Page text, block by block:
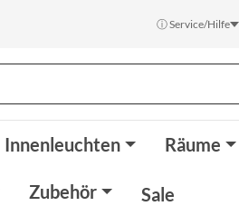
ⓘ Service/Hilfe
Innenleuchten Räume
Zubehör Sale